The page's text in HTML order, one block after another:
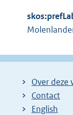
k
:
Over deze
Contact
English